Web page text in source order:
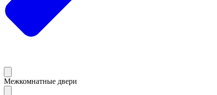
Межкомнатные двери